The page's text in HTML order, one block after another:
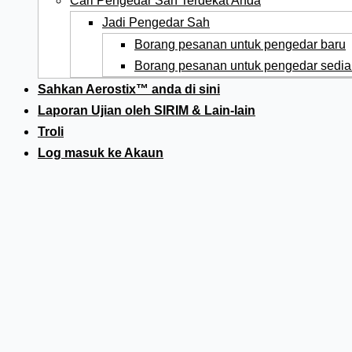
Jadi Pengedar Sah
Borang pesanan untuk pengedar baru
Borang pesanan untuk pengedar
Sahkan Aerostix™ anda di sini
Laporan Ujian oleh SIRIM & Lain-lain
Troli
Log masuk ke Akaun